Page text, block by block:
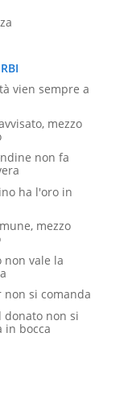
vien sempre a
mezzo
non fa
ha l'oro in
mezzo
non vale la
non si comanda
donato non si
in bocca